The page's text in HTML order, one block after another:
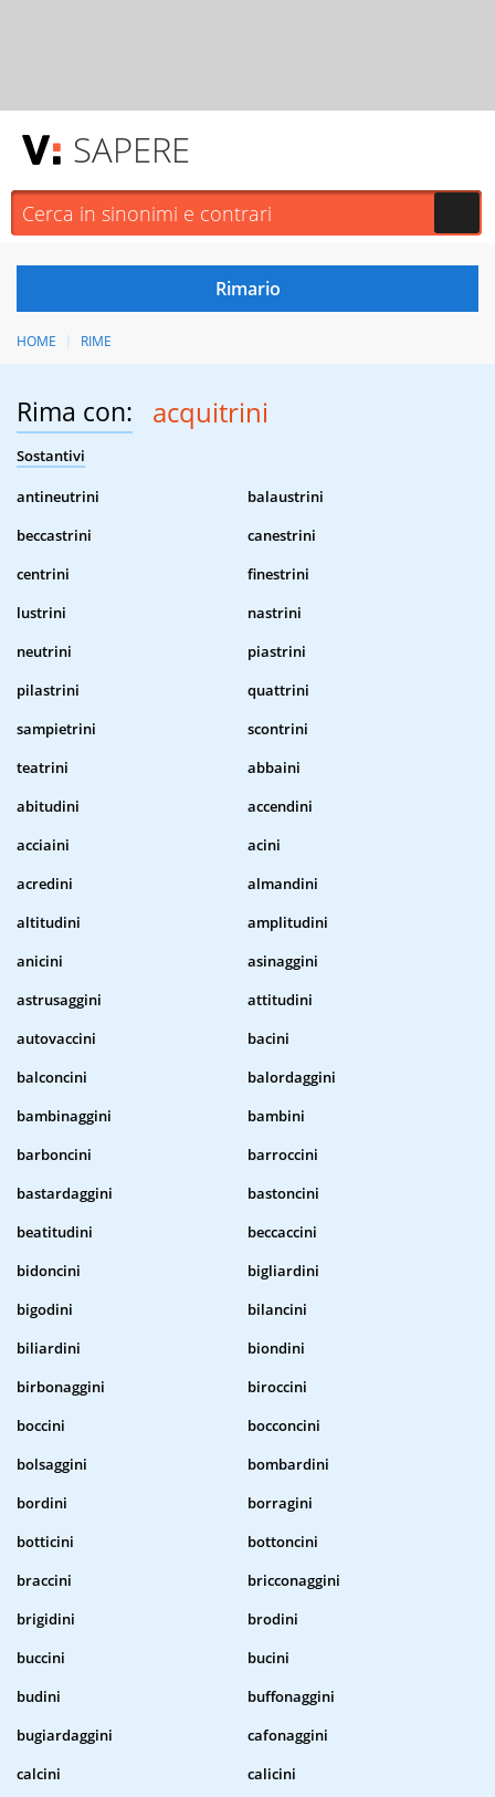
SAPERE
HOME RIME
Rima con: acquitrini
Sostantivi
antineutrini
balaustrini
beccastrini
canestrini
centrini
finestrini
lustrini
nastrini
neutrini
piastrini
pilastrini
quattrini
sampietrini
scontrini
teatrini
abbaini
abitudini
accendini
acciaini
acini
acredini
almandini
altitudini
amplitudini
anicini
asinaggini
astrusaggini
attitudini
autovaccini
bacini
balconcini
balordaggini
bambinaggini
bambini
barboncini
barroccini
bastardaggini
bastoncini
beatitudini
beccaccini
bidoncini
bigliardini
bigodini
bilancini
biliardini
biondini
birbonaggini
biroccini
boccini
bocconcini
bolsaggini
bombardini
bordini
borragini
botticini
bottoncini
braccini
bricconaggini
brigidini
brodini
buccini
bucini
budini
buffonaggini
bugiardaggini
cafonaggini
calcini
calicini